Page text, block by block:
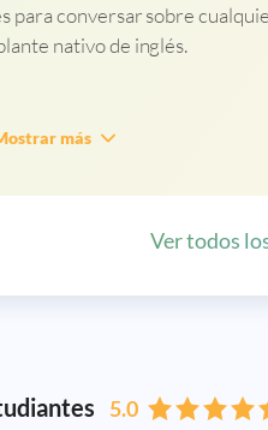
para conversar sobre
nativo de inglés.
más
Ver todos
5.0